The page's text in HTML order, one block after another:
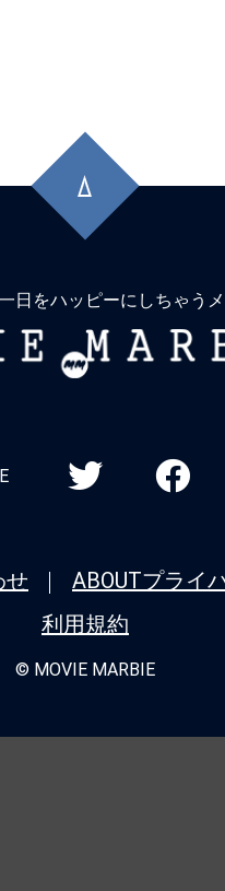
頭
に
日をハッピーにしちゃう
せ ABOUTプライ
利用規約
© MOVIE MARBIE